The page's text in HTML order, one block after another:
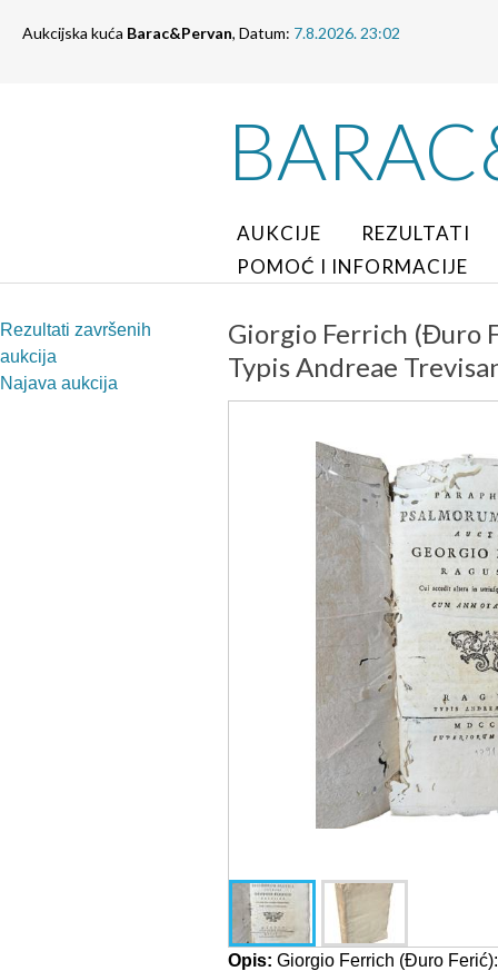
Aukcijska kuća Barac&Pervan, Datum: 7.8.2026. 23:02
AUKCIJE
REZULTATI
POMOĆ I INFORMACIJE
Rezultati završenih
aukcija
Najava aukcija
Giorgio Ferrich (Đuro
Typis Andreae
Opis: Giorgio Ferrich (Đuro